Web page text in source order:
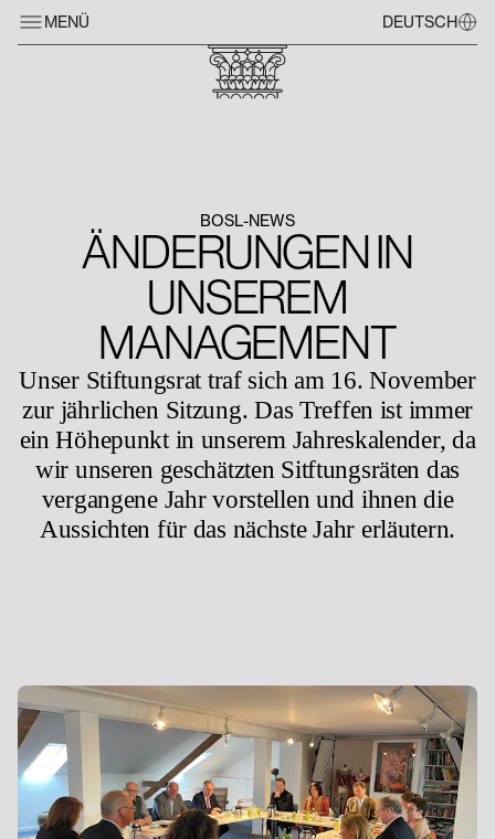
MENÜ DEUTSCH
BOSL-NEWS
ÄNDERUNGEN IN
UNSEREM
MANAGEMENT
Unser Stiftungsrat traf sich am 16. November
zur jährlichen Sitzung. Das Treffen ist immer
ein Höhepunkt in unserem Jahreskalender, da
wir unseren geschätzten Sitftungsräten das
vergangene Jahr vorstellen und ihnen die
Aussichten für das nächste Jahr erläutern.